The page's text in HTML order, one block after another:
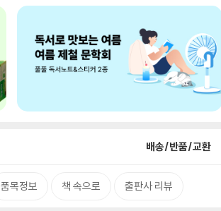
배송/반품/교환
품목정보 책 속으로 출판사 리뷰